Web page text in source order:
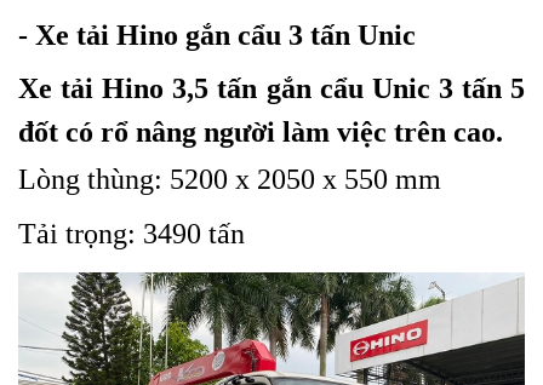
- Xe tải Hino gắn cẩu 3 tấn Unic
Xe tải Hino 3,5 tấn gắn cẩu Unic 3 tấn 5
đốt có rổ nâng người làm việc trên cao.
Lòng thùng: 5200 x 2050 x 550 mm
Tải trọng: 3490 tấn